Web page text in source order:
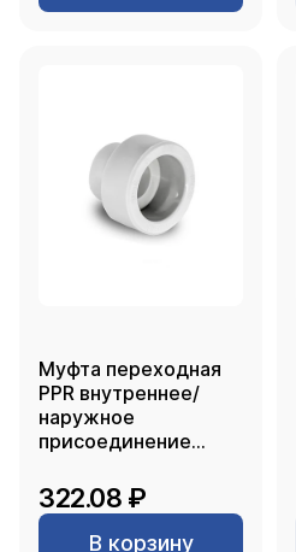
Муфта переходная
PPR внутреннее/
наружное
присоединение
322.08 ₽
В корзину